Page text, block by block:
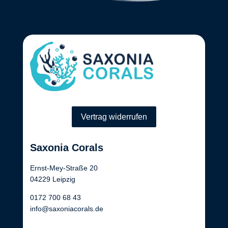
Vertrag widerrufen
Saxonia Corals
Ernst-Mey-Straße 20
04229 Leipzig
0172 700 68 43
info@saxoniacorals.de